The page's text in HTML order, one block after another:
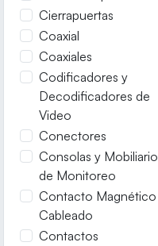
Cierrapuertas
Coaxial
Coaxiales
Codificadores y
Decodificadores de
Video
Conectores
Consolas y Mobiliario
de Monitoreo
Contacto Magnético
Cableado
Contactos